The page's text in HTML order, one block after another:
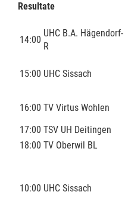
Resultate
14:00
UHC B.A. Hägendorf-
R
15:00 UHC Sissach
16:00 TV Virtus Wohlen
17:00 TSV UH Deitingen
18:00 TV Oberwil BL
10:00 UHC Sissach